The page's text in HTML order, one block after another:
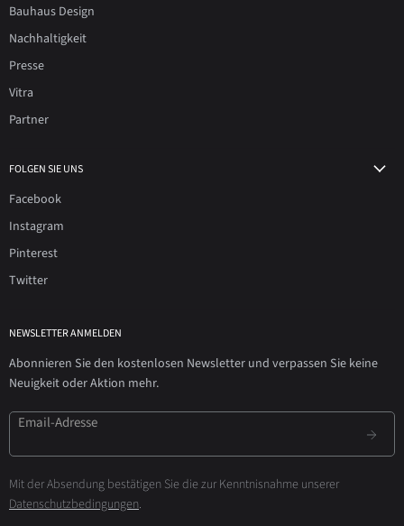
Bauhaus Design
Nachhaltigkeit
Presse
Vitra
Partner
FOLGEN SIE UNS
Facebook
Instagram
Pinterest
Twitter
NEWSLETTER ANMELDEN
Abonnieren Sie den kostenlosen Newsletter und verpassen Sie keine
Neuigkeit oder Aktion mehr.
Email-Adresse
Mit der Absendung bestätigen Sie die zur Kenntnisnahme unserer
Datenschutzbedingungen.